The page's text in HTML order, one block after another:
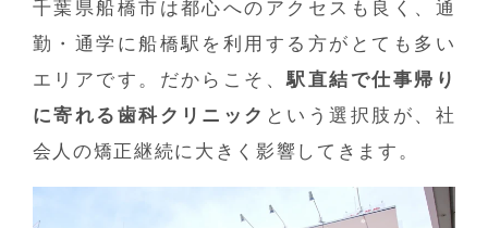
千葉県船橋市は都心へのアクセスも良く、通
勤・通学に船橋駅を利用する方がとても多い
エリアです。だからこそ、駅直結で仕事帰り
に寄れる歯科クリニック という選択肢が、社
会人の矯正継続に大きく影響してきます。